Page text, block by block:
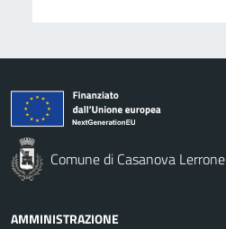
Comune di Casanova Lerrone
AMMINISTRAZIONE